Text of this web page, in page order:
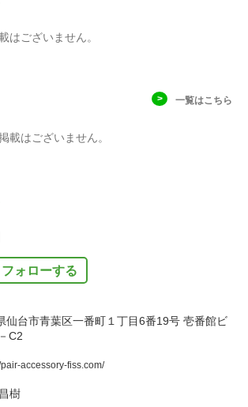
はございません。
一覧はこちら
載はございません。
フォローする
仙台市青葉区一番町１丁目6番19号 壱番館ビ
C2
pair-accessory-fiss.com/
樹